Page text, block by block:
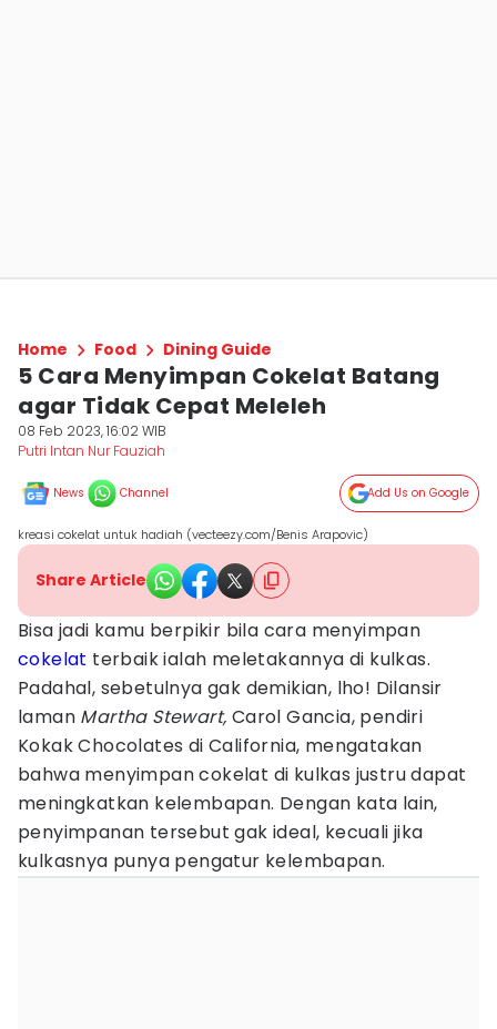
Home Food Dining Guide
5 Cara Menyimpan Cokelat Batang
agar Tidak Cepat Meleleh
08 Feb 2023, 16:02 WIB
Putri Intan Nur Fauziah
News Channel Add Us on Google
kreasi cokelat untuk hadiah (vecteezy.com/Benis Arapovic)
Share Article
Bisa jadi kamu berpikir bila cara menyimpan
cokelat terbaik ialah meletakannya di kulkas.
Padahal, sebetulnya gak demikian, lho! Dilansir
laman Martha Stewart, Carol Gancia, pendiri
Kokak Chocolates di California, mengatakan
bahwa menyimpan cokelat di kulkas justru dapat
meningkatkan kelembapan. Dengan kata lain,
penyimpanan tersebut gak ideal, kecuali jika
kulkasnya punya pengatur kelembapan.